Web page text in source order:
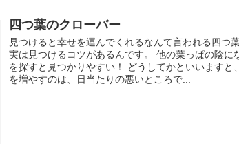
四つ葉のクローバー
見つけると幸せを運んでくれるなんて言われる四つ
実は見つけるコツがあるんです。 他の葉っぱの陰に
を探すと見つかりやすい！ どうしてかといいますと
を増やすのは、日当たりの悪いところで...